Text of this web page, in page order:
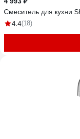
Смеситель для кухни
4.4(18)